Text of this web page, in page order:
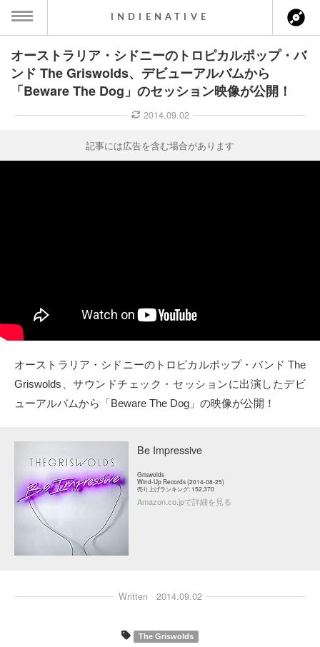
MENU
ス一覧
ト情報
クト
Twitter
instagram
Tumblr
Soundcloud
INDIENATIVE
オーストラリア・シドニーのトロピカルポップ・バ
ンド The Griswolds、デビューアルバムから
「Beware The Dog」のセッション映像が公開！
2014.09.02
記事には広告を含む場合があります
オーストラリア・シドニーのトロピカルポップ・バンド The
Griswolds、サウンドチェック・セッションに出演したデビ
ューアルバムから「Beware The Dog」の映像が公開！
Be Impressive
Griswolds
Wind-Up Records (2014-08-25)
売り上げランキング: 152,370
Amazon.co.jpで詳細を見る
Written 2014.09.02
The Griswolds